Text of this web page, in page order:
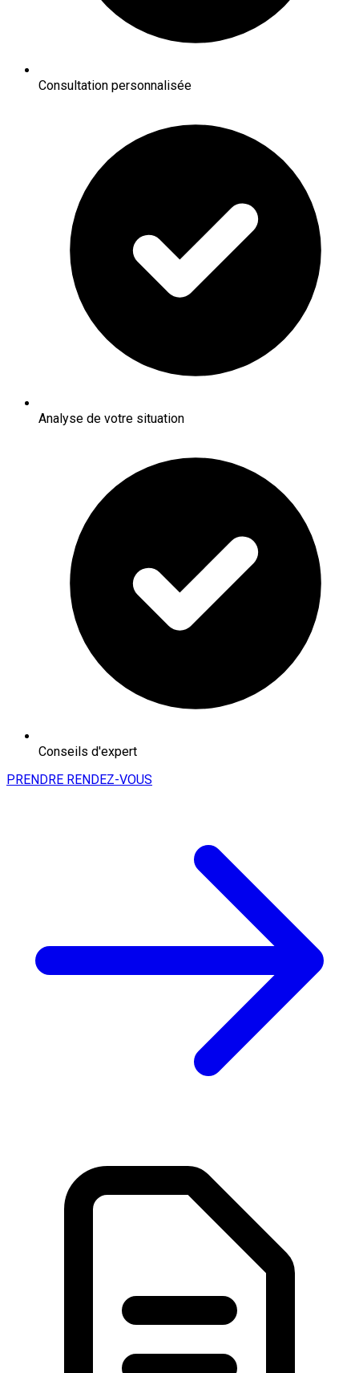
Consultation personnalisée
Analyse de votre situation
Conseils d'expert
PRENDRE RENDEZ-VOUS